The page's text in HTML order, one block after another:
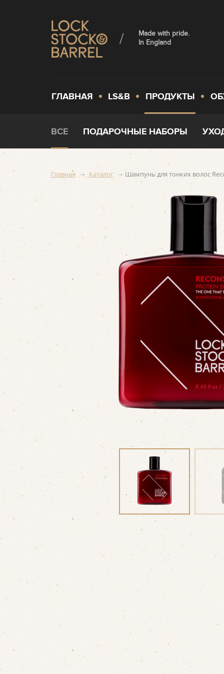
Made with pride.
In England
ГЛАВНАЯ LS&B ПРОДУКТЫ
ВСЕ ПОДАРОЧНЫЕ НАБОРЫ
Главная Каталог Шампунь для тонких волос